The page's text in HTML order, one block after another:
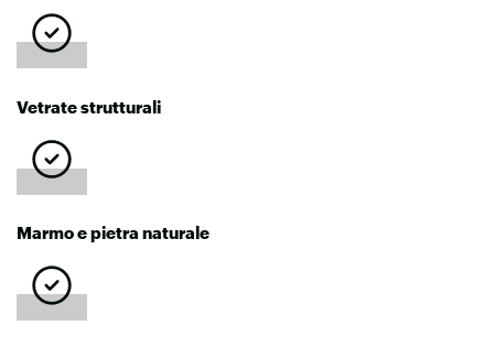
Vetrate strutturali
Marmo e pietra naturale